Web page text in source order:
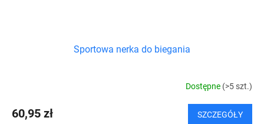
Sportowa nerka do biegania
Dostępne (>5 szt.)
60,95 zł SZCZEGÓŁY